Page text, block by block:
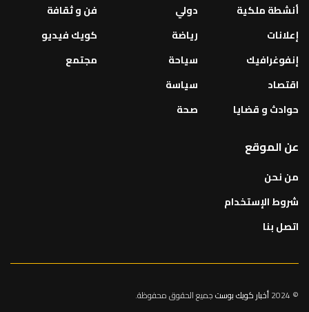
أنشطة ملكية
إعلانات
إنفوغرافيك
اقتصاد
حوادث و قضايا
دولي
رياضة
سياحة
سياسة
صحة
فن و ثقافة
كويك فيديو
مجتمع
عن الموقع
من نحن
شروط الإستخدام
اتصل بنا
© 2024 أخبار كويك بوستجميع الحقوق محفوظة.